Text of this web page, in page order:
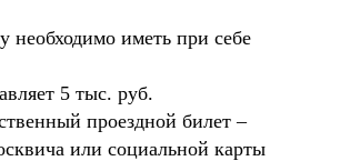
необходимо иметь при себе
5 тыс. руб.
проездной билет –
или социальной карты